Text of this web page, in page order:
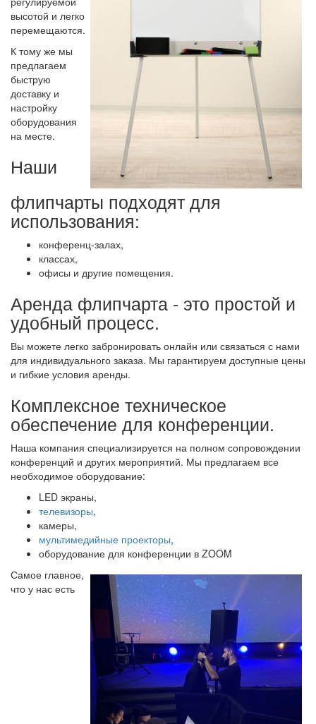
высотой и легко
перемещаются.
К тому же мы
предлагаем
быструю
доставку и
настройку
оборудования
на месте.
Наши
флипчарты подходят для
использования:
конференц-залах,
классах,
офисы и другие помещения.
Аренда флипчарта - это простой и
удобный процесс.
Вы можете легко забронировать онлайн или связаться с нами
для индивидуального заказа. Мы гарантируем доступные цены
и гибкие условия аренды.
Комплексное техническое
обеспечение для конференции.
Наша компания специализируется на полном сопровождении
конференций и других мероприятий. Мы предлагаем все
необходимое оборудование:
LED экраны,
телевизоры,
камеры,
мультимедийные проекторы,
оборудование для конференции в ZOOM
Самое главное,
что у нас есть